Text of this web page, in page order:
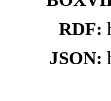
RDF:
JSON: